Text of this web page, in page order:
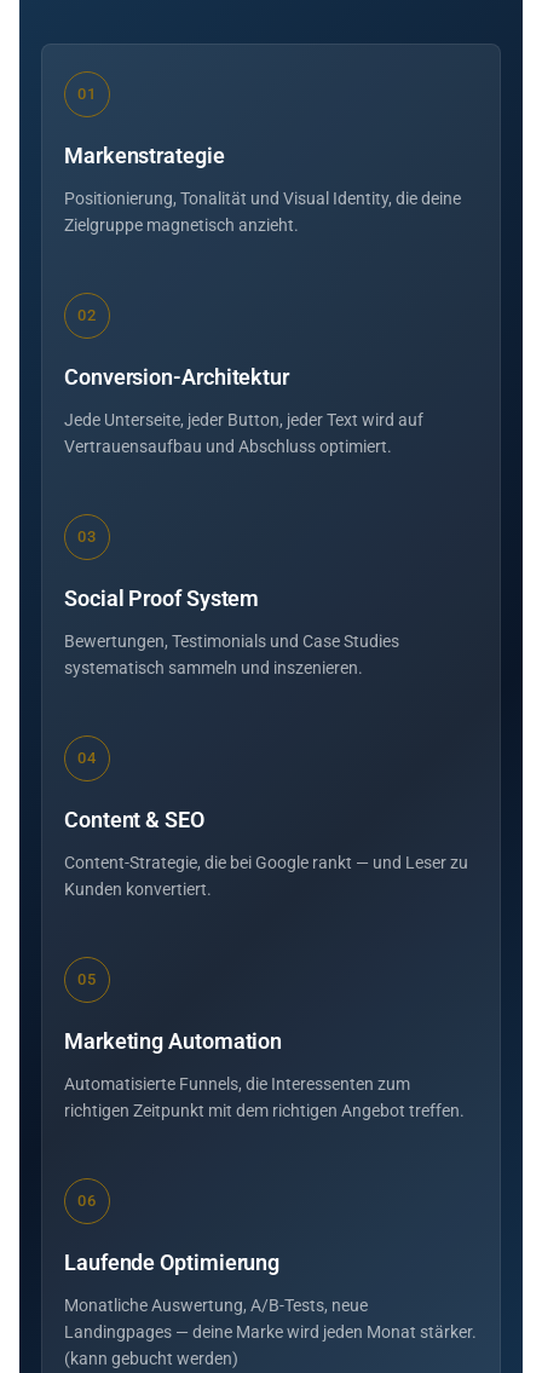
01
Markenstrategie
Positionierung, Tonalität und Visual Identity, die deine
Zielgruppe magnetisch anzieht.
02
Conversion-Architektur
Jede Unterseite, jeder Button, jeder Text wird auf
Vertrauensaufbau und Abschluss optimiert.
03
Social Proof System
Bewertungen, Testimonials und Case Studies
systematisch sammeln und inszenieren.
04
Content & SEO
Content-Strategie, die bei Google rankt — und Leser zu
Kunden konvertiert.
05
Marketing Automation
Automatisierte Funnels, die Interessenten zum
richtigen Zeitpunkt mit dem richtigen Angebot treffen.
06
Laufende Optimierung
Monatliche Auswertung, A/B-Tests, neue
Landingpages — deine Marke wird jeden Monat stärker.
(kann gebucht werden)